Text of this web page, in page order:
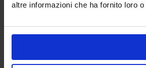
altre informazioni che ha fornito loro